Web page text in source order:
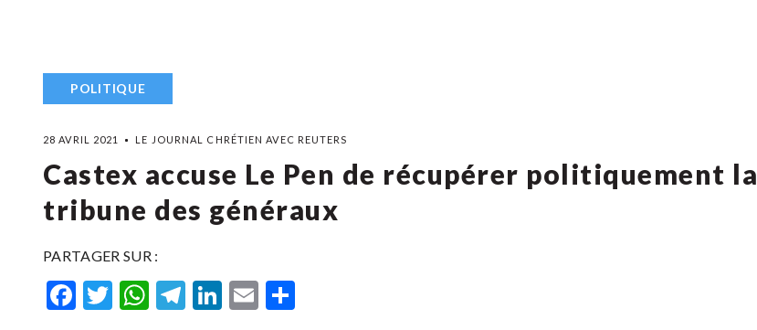
POLITIQUE
28 AVRIL 2021 LE JOURNAL CHRÉTIEN AVEC REUTERS
Castex accuse Le Pen de récupérer politiquement la
tribune des généraux
PARTAGER SUR :
Facebook
Twitter
WhatsApp
Telegram
LinkedIn
Email